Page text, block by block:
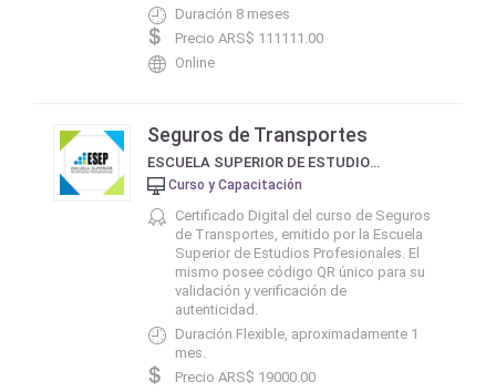
Duración 8 meses
Precio ARS$ 111111.00
Online
Seguros de Transportes
ESCUELA SUPERIOR DE ESTUDIOS PROFESIONALES - ESEP
Curso y Capacitación
Certificado Digital del curso de Seguros
de Transportes, emitido por la Escuela
Superior de Estudios Profesionales. El
mismo posee código QR único para su
validación y verificación de
autenticidad.
Duración Flexible, aproximadamente 1
mes.
Precio ARS$ 19000.00